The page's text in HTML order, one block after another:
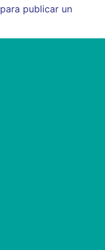
para publicar un